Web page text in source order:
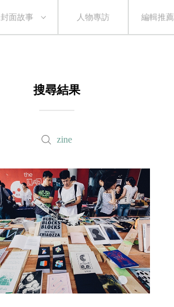
封面故事 人物專訪 編輯推薦
搜尋結果
zine